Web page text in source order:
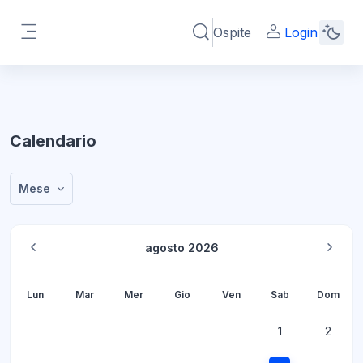
Attiva/disattiva input di
Ospite Login
Calendario
Mese
agosto 2026
Lunedi
Lun Martedì
Mar Mercoledì
Mer Giovedì
Gio Venerdì
Ven Sabato
Sab Dom
Nessun
1 2